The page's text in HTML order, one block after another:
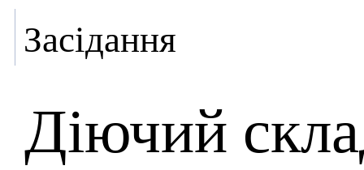
Засідання
Діючий